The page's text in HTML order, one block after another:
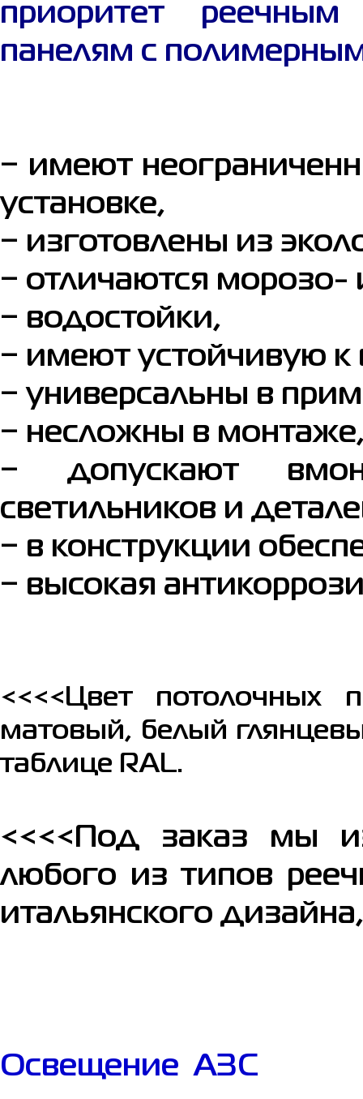
приоритет
панелям с
‒ имеют
установке,
‒ изготовлены из
‒ отличаются морозо-
‒ водостойки,
‒ имеют устойчивую
‒ универсальны в
‒ несложны в
‒ допускают
светильников и
‒ в конструкции
‒ высокая
<<<<Цвет потолочных
матовый, белый
таблице RAL.
<<<<Под заказ мы
любого из типов
итальянского
Освещение АЗС